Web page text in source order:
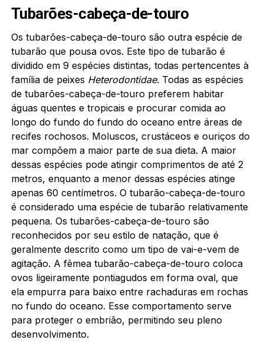
Tubarões-cabeça-de-touro
Os tubarões-cabeça-de-touro são outra espécie de
tubarão que pousa ovos. Este tipo de tubarão é
dividido em 9 espécies distintas, todas pertencentes à
família de peixes Heterodontidae. Todas as espécies
de tubarões-cabeça-de-touro preferem habitar
águas quentes e tropicais e procurar comida ao
longo do fundo do fundo do oceano entre áreas de
recifes rochosos. Moluscos, crustáceos e ouriços do
mar compõem a maior parte de sua dieta. A maior
dessas espécies pode atingir comprimentos de até 2
metros, enquanto a menor dessas espécies atinge
apenas 60 centímetros. O tubarão-cabeça-de-touro
é considerado uma espécie de tubarão relativamente
pequena. Os tubarões-cabeça-de-touro são
reconhecidos por seu estilo de natação, que é
geralmente descrito como um tipo de vai-e-vem de
agitação. A fêmea tubarão-cabeça-de-touro coloca
ovos ligeiramente pontiagudos em forma oval, que
ela empurra para baixo entre rachaduras em rochas
no fundo do oceano. Esse comportamento serve
para proteger o embrião, permitindo seu pleno
desenvolvimento.